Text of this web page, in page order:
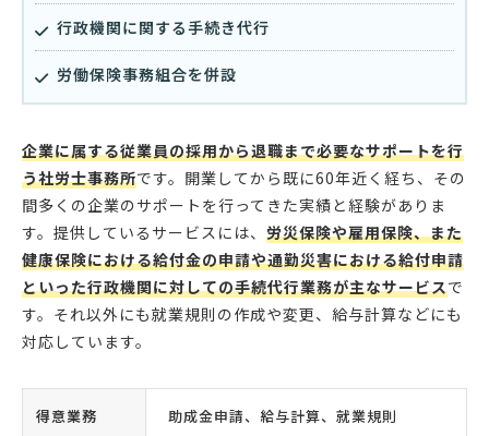
行政機関に関する手続き代行
労働保険事務組合を併設
企業に属する従業員の採用から退職まで必要なサポートを行
う社労士事務所です。開業してから既に60年近く経ち、その
間多くの企業のサポートを行ってきた実績と経験がありま
す。提供しているサービスには、 労災保険や雇用保険、また
健康保険における給付金の申請や通勤災害における給付申請
といった行政機関に対しての手続代行業務が主なサービスで
す。それ以外にも就業規則の作成や変更、給与計算などにも
対応しています。
得意業務 助成金申請、給与計算、就業規則